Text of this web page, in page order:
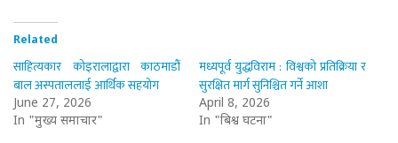
Related
साहित्यकार कोइरालाद्वारा काठमाडौँ
बाल अस्पताललाई आर्थिक सहयोग
June 27, 2026
In "मुख्य समाचार"
मध्यपूर्व युद्धविराम : विश्वको प्रतिक्रिया र
सुरक्षित मार्ग सुनिश्चित गर्ने आशा
April 8, 2026
In "बिश्व घटना"